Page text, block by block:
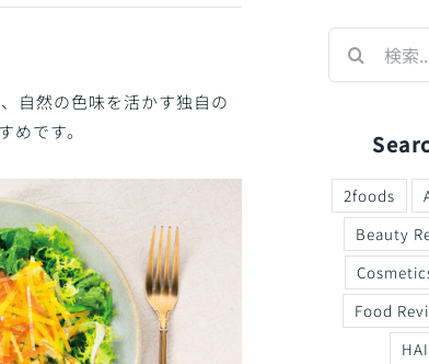
自然の色味を活かす独自の
です。
2foods
Beauty
Food